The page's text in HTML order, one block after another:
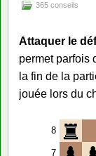
365 conseils
Attaquer le
permet parfois
la fin de la
jouée lors du
8
7